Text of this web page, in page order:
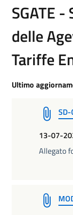
SGATE
delle
Tariffe
Ultimo
13-07-
Allegato